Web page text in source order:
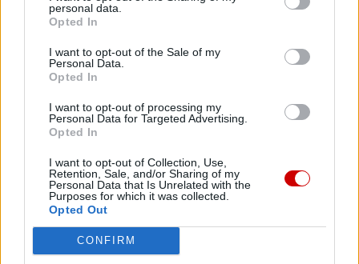
personal data.
Opted In
I want to opt-out of the Sale of my
Personal Data.
Opted In
I want to opt-out of processing my
Personal Data for Targeted Advertising.
Opted In
I want to opt-out of Collection, Use,
Retention, Sale, and/or Sharing of my
Personal Data that Is Unrelated with the
Purposes for which it was collected.
Opted Out
CONFIRM
Ministerstwo Sprawiedliwości: kościelna Komisja ds.
wykorzystania seksualnego małoletnich niezgodna z
prawem